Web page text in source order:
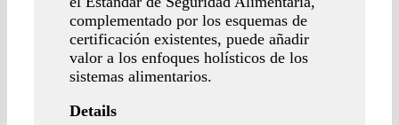
complementado por los esquemas de
certificación existentes, puede añadir
valor a los enfoques holísticos de los
sistemas alimentarios.
Details